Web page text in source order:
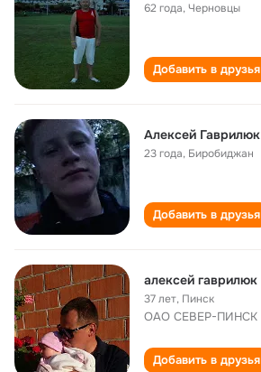
62 года,Черновцы
Добавить в друзья
Алексей Гаврилюк
23 года, Биробиджан
Добавить в друзья
алексей гаврилюк
37 лет, Пинск
ОАО СЕВЕР-ПИНСК
Добавить в друзья